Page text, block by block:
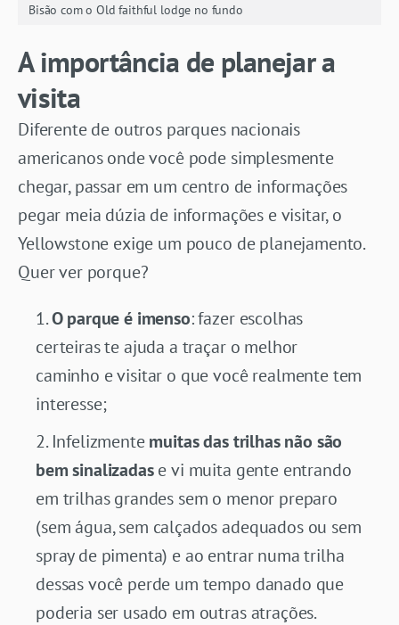
Bisão com o Old faithful lodge no fundo
A importância de planejar a
visita
Diferente de outros parques nacionais
americanos onde você pode simplesmente
chegar, passar em um centro de informações
pegar meia dúzia de informações e visitar, o
Yellowstone exige um pouco de planejamento.
Quer ver porque?
O parque é imenso: fazer escolhas
certeiras te ajuda a traçar o melhor
caminho e visitar o que você realmente tem
interesse;
Infelizmentemuitas das trilhas não são
bem sinalizadase vi muita gente entrando
em trilhas grandes sem o menor preparo
(sem água, sem calçados adequados ou sem
spray de pimenta) e ao entrar numa trilha
dessas você perde um tempo danado que
poderia ser usado em outras atrações.